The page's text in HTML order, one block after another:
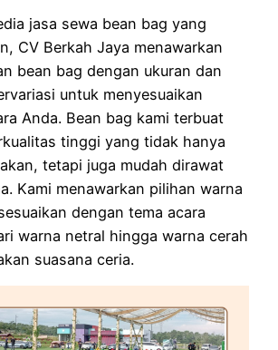
jasa sewa bean bag yang
CV Berkah Jaya menawarkan
bean bag dengan ukuran dan
untuk menyesuaikan
Anda. Bean bag kami terbuat
tinggi yang tidak hanya
tetapi juga mudah dirawat
Kami menawarkan pilihan warna
dengan tema acara
warna netral hingga warna cerah
suasana ceria.